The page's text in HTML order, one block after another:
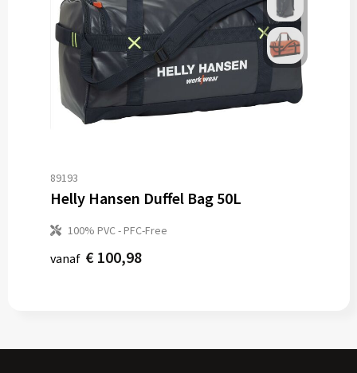
89193
Helly Hansen Duffel Bag 50L
100% PVC - PFC-Free
vanaf € 100,98